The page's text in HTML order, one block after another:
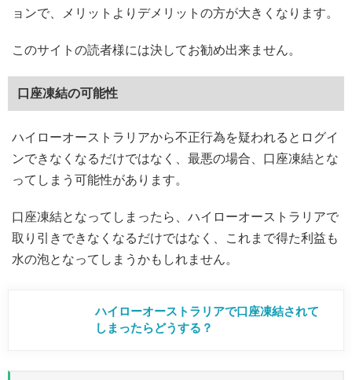
ョンで、メリットよりデメリットの方が大きくなります。
このサイトの読者様には決してお勧め出来ません。
口座凍結の可能性
ハイローオーストラリアから不正行為を疑われるとログイ
ンできなくなるだけではなく、最悪の場合、口座凍結とな
ってしまう可能性があります。
口座凍結となってしまったら、ハイローオーストラリアで
取り引きできなくなるだけではなく、これまで得た利益も
水の泡となってしまうかもしれません。
ハイローオーストラリアで口座凍結されて
しまったらどうする？